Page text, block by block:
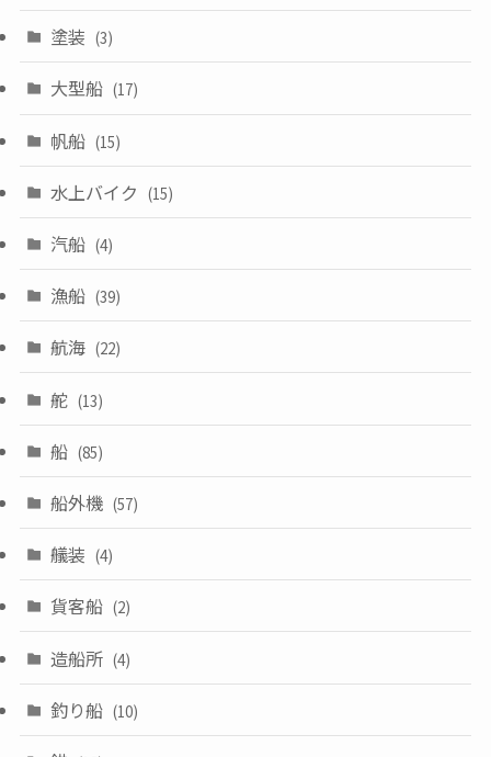
塗装 (3)
大型船 (17)
帆船 (15)
水上バイク (15)
汽船 (4)
漁船 (39)
航海 (22)
舵 (13)
船 (85)
船外機 (57)
艤装 (4)
貨客船 (2)
造船所 (4)
釣り船 (10)